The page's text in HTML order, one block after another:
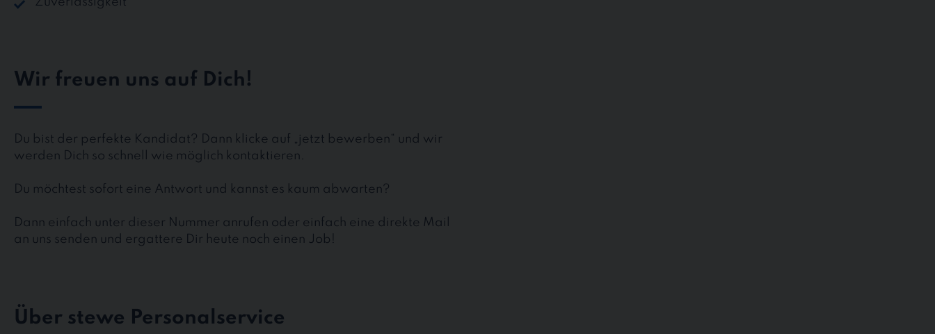
Wir freuen uns auf Dich!
Du bist der perfekte Kandidat? Dann klicke auf „jetzt bewerben“ und wir
werden Dich so schnell wie möglich kontaktieren.
Du möchtest sofort eine Antwort und kannst es kaum abwarten?
Dann einfach unter dieser Nummer anrufen oder einfach eine direkte Mail
an uns senden und ergattere Dir heute noch einen Job!
Über stewe Personalservice